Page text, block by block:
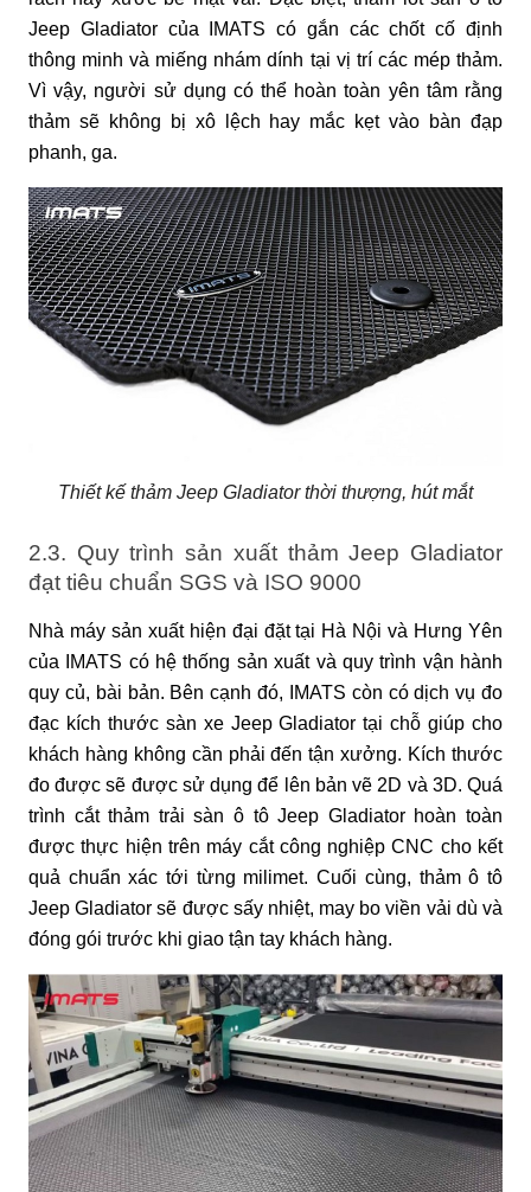
Jeep Gladiator của IMATS có gắn các chốt cố định
thông minh và miếng nhám dính tại vị trí các mép thảm.
Vì vậy, người sử dụng có thể hoàn toàn yên tâm rằng
thảm sẽ không bị xô lệch hay mắc kẹt vào bàn đạp
phanh, ga.
Thiết kế thảm Jeep Gladiator thời thượng, hút mắt
2.3. Quy trình sản xuất thảm Jeep Gladiator
đạt tiêu chuẩn SGS và ISO 9000
Nhà máy sản xuất hiện đại đặt tại Hà Nội và Hưng Yên
của IMATS có hệ thống sản xuất và quy trình vận hành
quy củ, bài bản. Bên cạnh đó, IMATS còn có dịch vụ đo
đạc kích thước sàn xe Jeep Gladiator tại chỗ giúp cho
khách hàng không cần phải đến tận xưởng. Kích thước
đo được sẽ được sử dụng để lên bản vẽ 2D và 3D. Quá
trình cắt thảm trải sàn ô tô Jeep Gladiator hoàn toàn
được thực hiện trên máy cắt công nghiệp CNC cho kết
quả chuẩn xác tới từng milimet. Cuối cùng, thảm ô tô
Jeep Gladiator sẽ được sấy nhiệt, may bo viền vải dù và
đóng gói trước khi giao tận tay khách hàng.